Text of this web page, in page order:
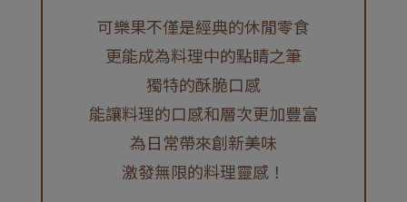
可樂果不僅是經典的休閒零食
更能成為料理中的點睛之筆
獨特的酥脆口感
能讓料理的口感和層次更加豐富
為日常帶來創新美味
激發無限的料理靈感！